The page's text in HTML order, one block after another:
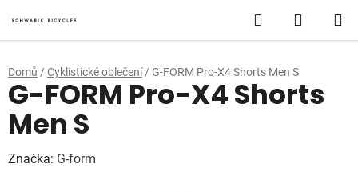
na
obsah
Hledat
KOŠÍK
Domů / Cyklistické oblečení / G-FORM Pro-X4 Shorts Men S
G-FORM Pro-X4 Shorts
Men S
Značka: G-form